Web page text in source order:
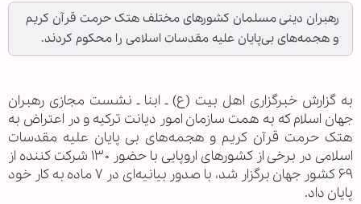
رهبران دینی مسلمان کشورهای مختلف هتک حرمت قرآن کریم
و هجمه‌های بی‌پایان علیه مقدسات اسلامی را محکوم کردند.
به گزارش خبرگزاری اهل بيت (ع) ـ ابنا ـ نشست مجازی رهبران
جهان اسلام که به همت سازمان امور دیانت ترکیه و در اعتراض به
هتک حرمت قرآن کریم و هجمه‌های بی ‌پایان علیه مقدسات
اسلامی در برخی از کشورهای اروپایی با حضور ۱۳۰ شرکت کننده از
۶۹ کشور جهان برگزار شد، با صدور بیانیه‌ای در ۷ ماده به کار خود
پایان داد.